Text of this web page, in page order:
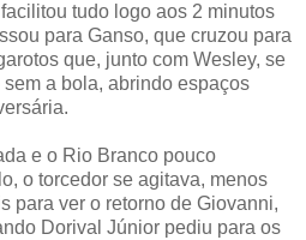
tudo logo aos 2 minutos
para Ganso, que cruzou para
que, junto com Wesley, se
a bola, abrindo espaços
e o Rio Branco pouco
o torcedor se agitava, menos
para ver o retorno de Giovanni,
Dorival Júnior pediu para os